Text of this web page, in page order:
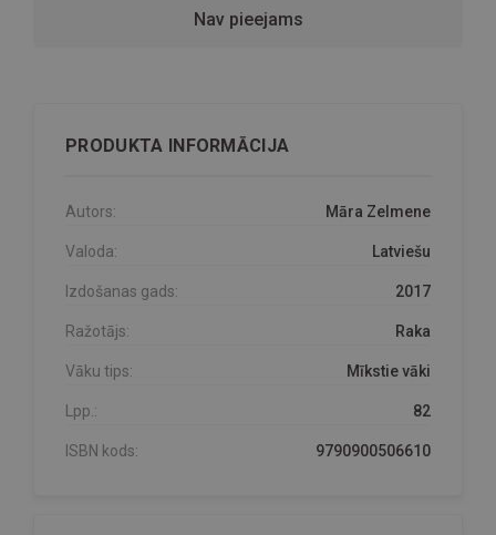
Nav pieejams
PRODUKTA INFORMĀCIJA
Autors: Māra Zelmene
Valoda: Latviešu
Izdošanas gads: 2017
Ražotājs: Raka
Vāku tips: Mīkstie vāki
Lpp.: 82
ISBN kods: 9790900506610